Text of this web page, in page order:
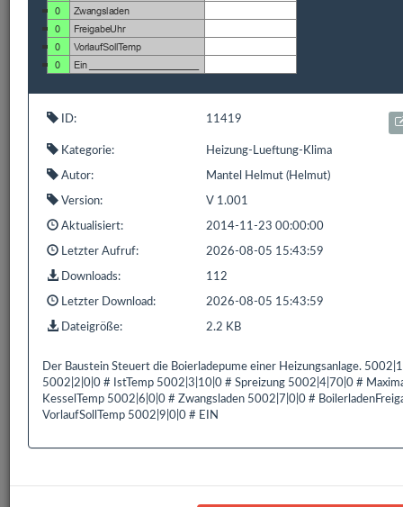
ID Hauptkategorie
11419 Homeserver
Heizung-
1 bis 1 von 1 Einträgen (gefiltert von 835 Einträgen)
Nächste
Bereits319.172 Downloads mit593.9 GB
16.02.2016 | Letzter Download: 06.08.2026 19:14:44
Liste Sonstiges Liste ETS
ID: 11419
Kategorie: Heizung-Lueftung-Klima
Autor: Mantel Helmut (Helmut)
Version: V 1.001
Aktualisiert: 2014-11-23 00:00:00
Letzter Aufruf: 2026-08-05 15:43:59
Downloads: 112
Letzter Download: 2026-08-05 15:43:59
Dateigröße: 2.2 KB
Der Baustein Steuert die Boierladepume einer Heizungsanlage.
5002|2|0|0 # IstTemp 5002|3|10|0 # Spreizung 5002|4|70|0 #
KesselTemp 5002|6|0|0 # Zwangsladen 5002|7|0|0 #
VorlaufSollTemp 5002|9|0|0 # EIN